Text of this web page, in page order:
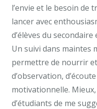
l’envie et le besoin de
lancer avec
d’élèves du
Un suivi dans maintes
permettre de nourrir
d’observation,
motivationnelle.
d’étudiants de me